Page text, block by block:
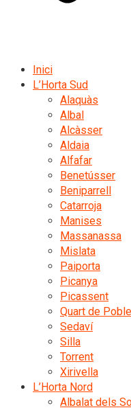
Inici
L’Horta Sud
Alaquàs
Albal
Alcàsser
Aldaia
Alfafar
Benetússer
Beniparrell
Catarroja
Manises
Massanassa
Mislata
Paiporta
Picanya
Picassent
Quart de
Sedaví
Silla
Torrent
Xirivella
L’Horta Nord
Albalat dels